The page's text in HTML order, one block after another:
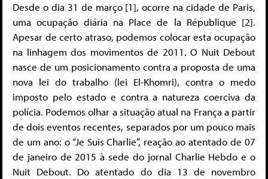
Desde o dia 31 de março [1], ocorre na cidade de Paris,
uma ocupação diária na Place de la République [2].
Apesar de certo atraso, podemos colocar esta ocupação
na linhagem dos movimentos de 2011. O Nuit Debout
nasce de um posicionamento contra a proposta de uma
nova lei do trabalho (lei El-Khomri), contra o medo
imposto pelo estado e contra a natureza coerciva da
polícia. Podemos olhar a situação atual na França a partir
de dois eventos recentes, separados por um pouco mais
de um ano: o “Je Suis Charlie”, reação ao atentado de 07
de janeiro de 2015 à sede do jornal Charlie Hebdo e o
Nuit Debout. Do atentado do dia 13 de novembro